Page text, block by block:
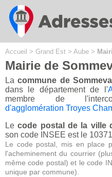
Accueil > Grand Est > Aube >
Mairie de
Lacommune de Sommeval
dans le département de l'
membre de
d'agglomération Troyes
Lecode postal de la ville
son code INSEE est le
Le code postal, mis en place
l'acheminement du courrier
même code postal) et le code
unique par commune).
Cookies management panel